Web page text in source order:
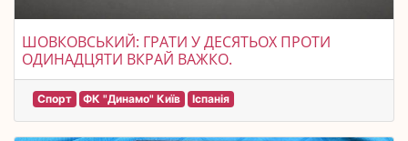
ШОВКОВСЬКИЙ: ГРАТИ У ДЕСЯТЬОХ ПРОТИ
ОДИНАДЦЯТИ ВКРАЙ ВАЖКО.
Спорт ФК "Динамо" Київ Іспанія